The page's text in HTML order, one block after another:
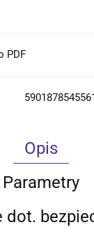
PDF
5901878545561
Opis
Parametry
dot.